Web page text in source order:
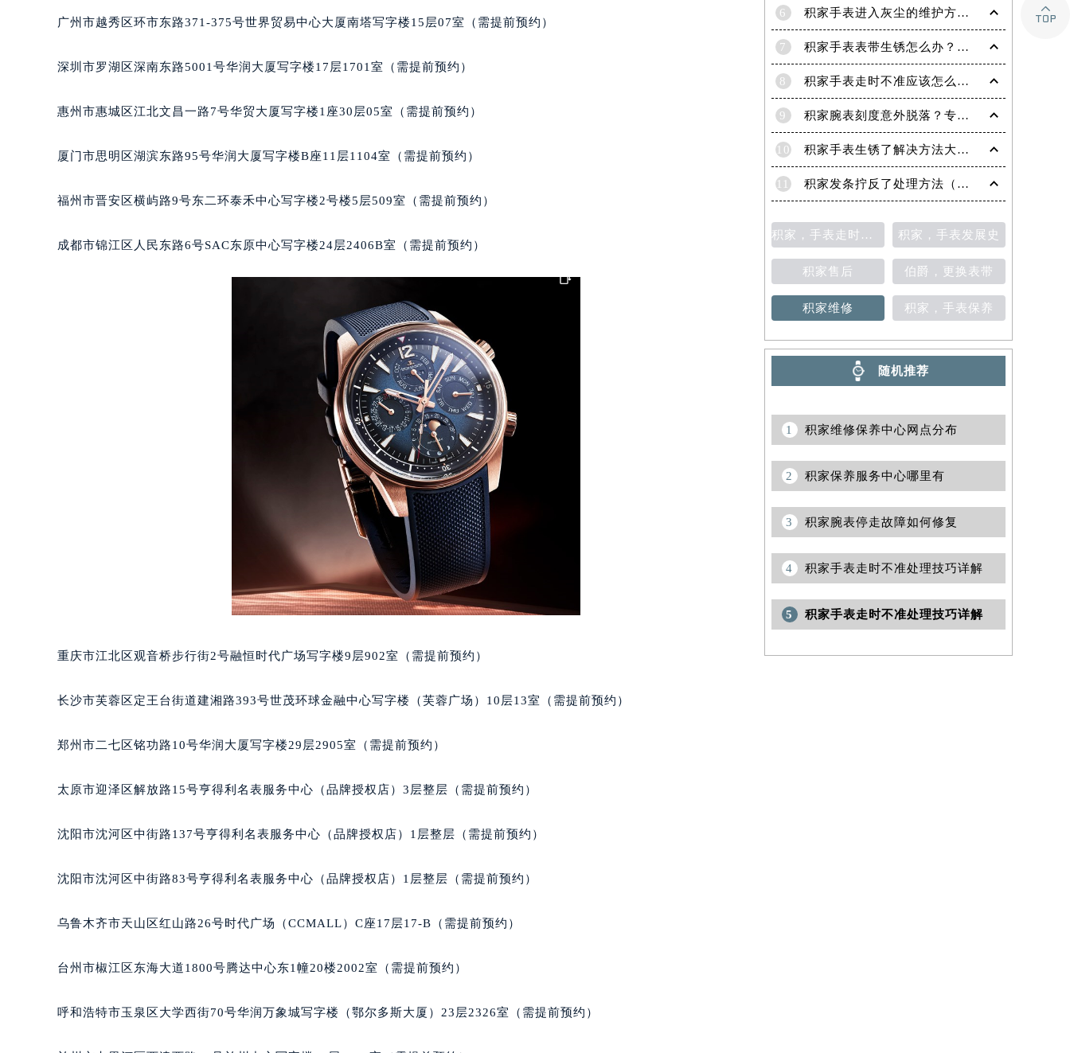
黑龙江省鹤岗市向阳区红军路积家售后服务中心（需提前预约）
黑龙江省鸡西市鸡冠区红军路积家售后服务中心（需提前预约）
黑龙江省牡丹江市东安区太平路积家售后服务中心（需提前预约）
黑龙江省齐齐哈尔市龙沙区龙华路积家售后服务中心（需提前预约）
黑龙江省绥化市北林区新华街与康庄路交叉口积家售后服务中心（需提前预约）
吉林省白城市洮北区明仁南街积家售后服务中心（需提前预约）
吉林省辽源市龙山区人民大街积家售后服务中心（需提前预约）
吉林省梅河口市新华街道梅河大街积家售后服务中心（需提前预约）
吉林省四平市铁东区紫气大路与南九经街交汇处积家售后服务中心（需提前预约）
吉林省松原市宁江区五环大街积家售后服务中心（需提前预约）
吉林省通化市东昌区环通乡江南大街积家售后服务中心（需提前预约）
吉林省延边市延吉市解放路积家售后服务中心（需提前预约）
辽宁省鞍山市铁东区站前街积家售后服务中心（需提前预约）
辽宁省本溪市平山区胜利路积家售后服务中心（需提前预约）
辽宁省朝阳市双塔区新华路积家售后服务中心（需提前预约）
辽宁省丹东市振兴区七经街积家售后服务中心（需提前预约）
辽宁省抚顺市新抚区东一路积家售后服务中心（需提前预约）
辽宁省阜新市海州区解放大街积家售后服务中心（需提前预约）
辽宁省葫芦岛市连山区中央路积家售后服务中心（需提前预约）
辽宁省锦州市古塔区中央大街积家售后服务中心（需提前预约）
辽宁省辽阳市白塔区新运大街积家售后服务中心（需提前预约）
辽宁省铁岭市银州区南马路积家售后服务中心（需提前预约）
辽宁省沈阳市沈河区中街路137号亨得利名表维修授权店1楼积家售后服务中心（需提前预约）
北京市朝阳区建国门外大街甲6号华熙国际中心D座11层1102室积家售后服务中心（北京总部）（需提前预约）
河北省保定市竞秀区朝阳北大街北国先天下积家售后服务中心（需提前预约）
内蒙古自治区巴彦淖尔市临河区新华街积家售后服务中心（需提前预约）
内蒙古自治区赤峰市红山区哈达街积家售后服务中心（需提前预约）
内蒙古自治区呼伦贝尔市海拉尔区中央街积家售后服务中心（需提前预约）
内蒙古自治区乌海市海勃湾区人民南路积家售后服务中心（需提前预约）
内蒙古自治区锡林郭勒盟市锡林浩特市光明街与额尔敦路交叉口积家售后服务中心（需提前预约）
广州市越秀区环市东路371-375号世界贸易中心大厦南塔写字楼15层07室（需提前预约）
深圳市罗湖区深南东路5001号华润大厦写字楼17层1701室（需提前预约）
惠州市惠城区江北文昌一路7号华贸大厦写字楼1座30层05室（需提前预约）
厦门市思明区湖滨东路95号华润大厦写字楼B座11层1104室（需提前预约）
福州市晋安区横屿路9号东二环泰禾中心写字楼2号楼5层509室（需提前预约）
成都市锦江区人民东路6号SAC东原中心写字楼24层2406B室（需提前预约）
重庆市江北区观音桥步行街2号融恒时代广场写字楼9层902室（需提前预约）
长沙市芙蓉区定王台街道建湘路393号世茂环球金融中心写字楼（芙蓉广场）10层13室（需提前预约）
郑州市二七区铭功路10号华润大厦写字楼29层2905室（需提前预约）
太原市迎泽区解放路15号亨得利名表服务中心（品牌授权店）3层整层（需提前预约）
沈阳市沈河区中街路137号亨得利名表服务中心（品牌授权店）1层整层（需提前预约）
沈阳市沈河区中街路83号亨得利名表服务中心（品牌授权店）1层整层（需提前预约）
乌鲁木齐市天山区红山路26号时代广场（CCMALL）C座17层17-B（需提前预约）
台州市椒江区东海大道1800号腾达中心东1幢20楼2002室（需提前预约）
呼和浩特市玉泉区大学西街70号华润万象城写字楼（鄂尔多斯大厦）23层2326室（需提前预约）
6 积家手表进入灰尘的维护方法（处理办法）
7 积家手表表带生锈怎么办？（积家手表去除锈迹的四种方法）
8 积家手表走时不准应该怎么办?(走时不准的处理方法)
9 积家腕表刻度意外脱落？专业应对策略在这里
10 积家手表生锈了解决方法大全（有效保养与修复指南）
11 积家发条拧反了处理方法（手表维修的正确步骤与技巧）
积家，手表走时不准 积家，手表发展史
积家售后 伯爵，更换表带
积家维修 积家，手表保养
随机推荐
1 积家维修保养中心网点分布
2 积家保养服务中心哪里有
3 积家腕表停走故障如何修复
4 积家手表走时不准处理技巧详解
5 积家手表走时不准处理技巧详解
